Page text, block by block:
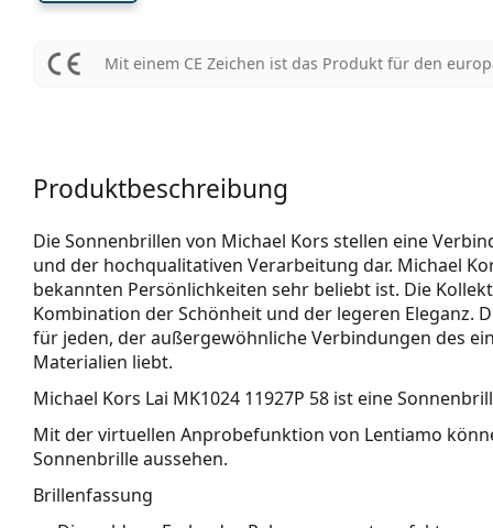
Mit einem CE Zeichen ist das Produkt für den
Produktbeschreibung
Die Sonnenbrillen von Michael Kors stellen eine
und der hochqualitativen Verarbeitung dar. Michael
bekannten Persönlichkeiten sehr beliebt ist. Die
Kombination der Schönheit und der legeren Eleganz.
für jeden, der außergewöhnliche Verbindungen des
Materialien liebt.
Michael Kors Lai MK1024 11927P 58 ist eine
Mit der virtuellen Anprobefunktion von Lentiamo
Sonnenbrille aussehen.
Brillenfassung